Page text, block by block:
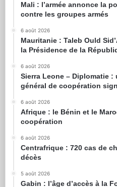
Mali : l’armée annonce la
contre les groupes armés
6 août 2026
Mauritanie : Taleb Ould
la Présidence de la
6 août 2026
Sierra Leone – Diplomatie :
général de coopération
6 août 2026
Afrique : le Bénin et le
coopération
6 août 2026
Centrafrique : 720 cas de
décès
5 août 2026
Gabin : l’âge d’accès à la